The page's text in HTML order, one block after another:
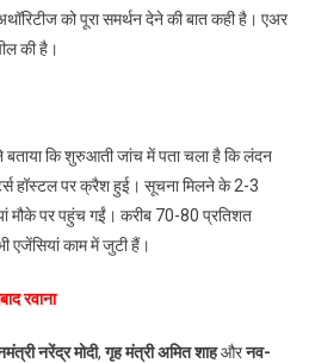
को पूरा समर्थन देने की बात कही है। एअर
की है।
बताया कि शुरुआती जांच में पता चला है कि लंदन
हॉस्टल पर क्रैश हुई। सूचना मिलने के 2-3
मौके पर पहुंच गईं। करीब 70-80 प्रतिशत
एजेंसियां काम में जुटी हैं।
रवाना
नरेंद्र मोदी,गृह मंत्री अमित शाहऔरनव-